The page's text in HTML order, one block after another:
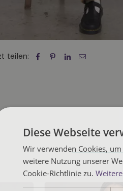
teilen:
Diese Webseite
Wir verwenden Cookies,
weitere Nutzung unserer
Cookie-Richtlinie zu.